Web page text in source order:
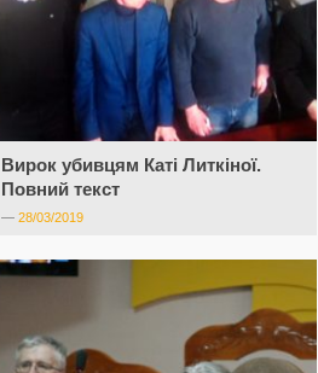
Вирок убивцям Каті Литкіної.
Повний текст
— 28/03/2019